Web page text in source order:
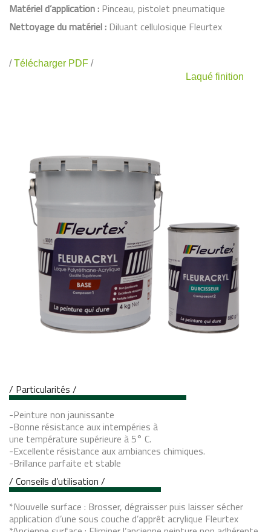
Matériel d’application : Pinceau, pistolet pneumatique
Nettoyage du matériel : Diluant cellulosique Fleurtex
/Télécharger PDF /
Laqué finition
/ Particularités /
-Peinture non jaunissante
-Bonne résistance aux intempéries à
une température supérieure à 5° C.
-Excellente résistance aux ambiances chimiques.
-Brillance parfaite et stable
/ Conseils d’utilisation /
*Nouvelle surface : Brosser, dégraisser puis laisser sécher
application d’une sous couche d’apprêt acrylique Fleurtex